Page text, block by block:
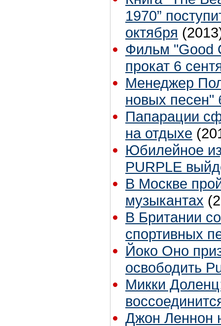
1970”
октября
Фильм "Good
прокат 6
Менеджер
новых
Папарации
на отдыхе
Юбилейное
PURPLE
В Москве
музыкантах
В Британии
спортивных
Йоко Оно
освободить
Микки
Джон Леннон